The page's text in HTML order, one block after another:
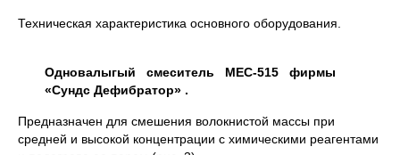
Техническая характеристика основного оборудования.
Одновалыгый смеситель МЕС-515 фирмы
«Сундс Дефибратор» .
Предназначен для смешения волокнистой массы при
средней и высокой концентрации с химическими реагентами